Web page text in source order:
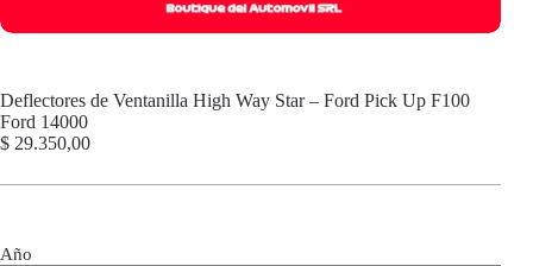
Deflectores de Ventanilla High Way Star – Ford Pick Up F100
Ford 14000
$ 29.350,00
Año